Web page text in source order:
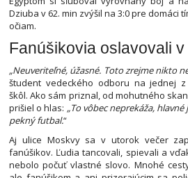
Dziuba v 62. min zvýšil na 3:0 pre domáci
očiam.
Fanúšikovia oslavovali
„Neuveriteľné, úžasné. Toto zrejme nikto
študent vedeckého odboru na jednej
škôl. Ako sám priznal, od mohutného
prišiel o hlas: „To vôbec neprekáža,
pekný futbal.“
Aj ulice Moskvy sa v utorok večer
fanúšikov. Ľudia tancovali, spievali a
nebolo počuť vlastné slovo. Mnohé